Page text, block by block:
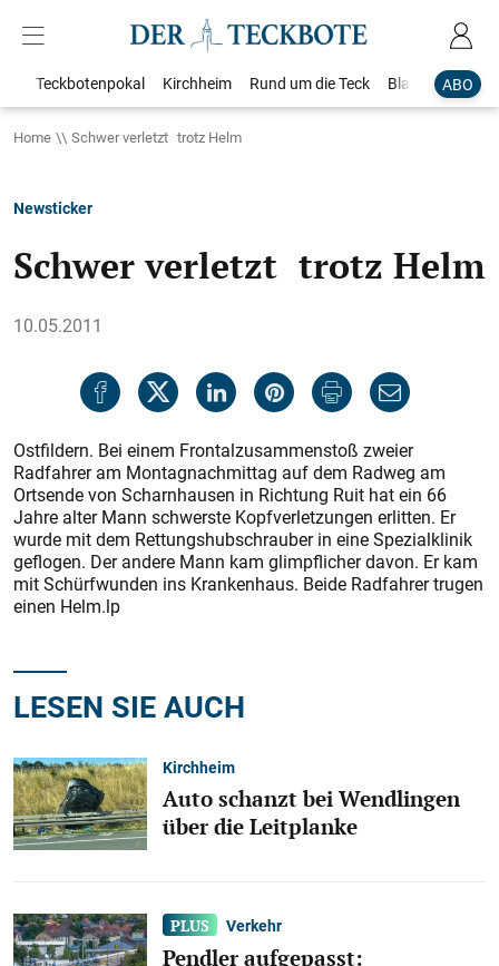
ABO
Teckbotenpokal Kirchheim Rund um die Teck Blaulicht
Home Schwer verletzt trotz Helm
Newsticker
Schwer verletzt trotz Helm
10.05.2011
Ostfildern. Bei einem Frontalzusammenstoß zweier
Radfahrer am Montagnachmittag auf dem Radweg am
Ortsende von Scharnhausen in Richtung Ruit hat ein 66
Jahre alter Mann schwerste Kopfverletzungen erlitten. Er
wurde mit dem Rettungshubschrauber in eine Spezialklinik
geflogen. Der andere Mann kam glimpflicher davon. Er kam
mit Schürfwunden ins Krankenhaus. Beide Radfahrer trugen
einen Helm.lp
LESEN SIE AUCH
Kirchheim
Auto schanzt bei Wendlingen
über die Leitplanke
Verkehr
Pendler aufgepasst: